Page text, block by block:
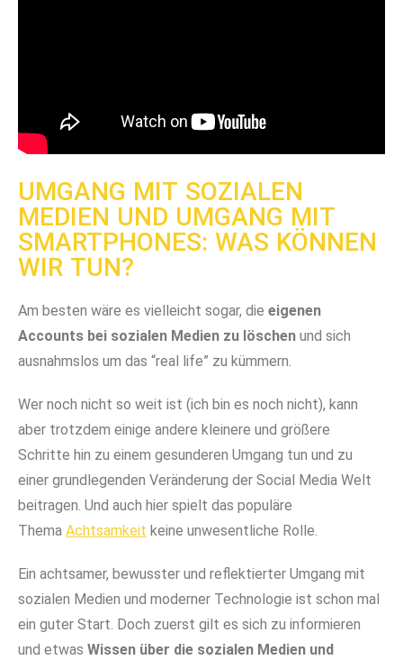
UMGANG MIT SOZIALEN
MEDIEN UND UMGANG MIT
SMARTPHONES: WAS KÖNNEN
WIR TUN?
Am besten wäre es vielleicht sogar, die eigenen
Accounts bei sozialen Medien zu löschen und sich
ausnahmslos um das “real life” zu kümmern.
Wer noch nicht so weit ist (ich bin es noch nicht), kann
aber trotzdem einige andere kleinere und größere
Schritte hin zu einem gesunderen Umgang tun und zu
einer grundlegenden Veränderung der Social Media Welt
beitragen. Und auch hier spielt das populäre
Thema Achtsamkeit keine unwesentliche Rolle.
Ein achtsamer, bewusster und reflektierter Umgang mit
sozialen Medien und moderner Technologie ist schon mal
ein guter Start. Doch zuerst gilt es sich zu informieren
und etwas Wissen über die sozialen Medien und